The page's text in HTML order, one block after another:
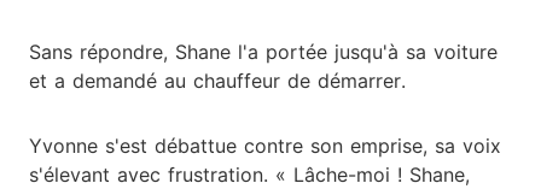
Sans répondre, Shane l'a portée jusqu'à sa voiture
et a demandé au chauffeur de démarrer.
Yvonne s'est débattue contre son emprise, sa voix
s'élevant avec frustration. « Lâche-moi ! Shane,